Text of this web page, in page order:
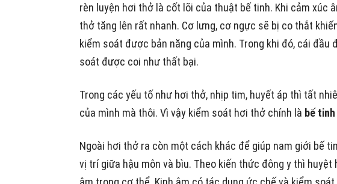
rèn luyện hơi thở là cốt lõi của thuật bế tinh. Khi cảm xúc
thở tăng lên rất nhanh. Cơ lưng, cơ ngực sẽ bị co thắt
kiểm soát được bản năng của mình. Trong khi đó, cái đầu
soát được coi như thất bại.
Trong các yếu tố như hơi thở, nhịp tim, huyết áp thì tất
của mình mà thôi. Vì vậy kiểm soát hơi thở chính là bế
Ngoài hơi thở ra còn một cách khác để giúp nam giới bế
vị trí giữa hậu môn và bìu. Theo kiến thức đông y thì